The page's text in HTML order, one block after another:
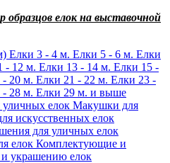
елок на выставочной
Елки 3 - 4 м. Елки 5 - 6 м. Елки
- 12 м. Елки 13 - 14 м. Елки 15 -
20 м. Елки 21 - 22 м. Елки 23 -
28 м. Елки 29 м. и выше
елок Макушки для
искусственных елок
для уличных елок
елок Комплектующие и
и украшению елок